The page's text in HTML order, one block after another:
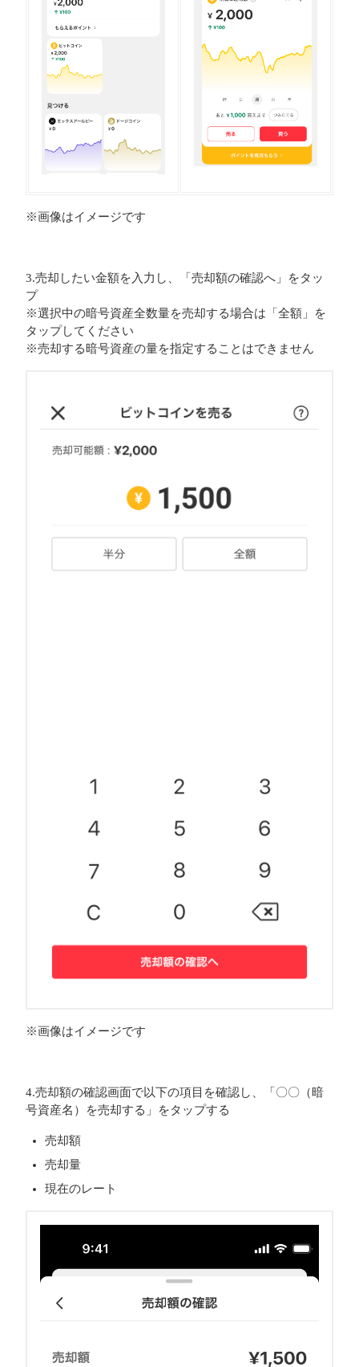
※画像はイメージです
3.売却したい金額を入力し、「売却額の確認へ」をタッ
プ
※選択中の暗号資産全数量を売却する場合は「全額」を
タップしてください
※売却する暗号資産の量を指定することはできません
※画像はイメージです
4.売却額の確認画面で以下の項目を確認し、「〇〇（暗
号資産名）を売却する」をタップする
売却額
売却量
現在のレート